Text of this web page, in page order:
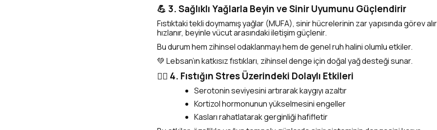
💪 3. Sağlıklı Yağlarla Beyin ve Sinir Uyumunu Güçlendirir
Fıstıktaki tekli doymamış yağlar (MUFA), sinir hücrelerinin zar yapısında görev
hızlanır, beyinle vücut arasındaki iletişim güçlenir.
Bu durum hem zihinsel odaklanmayı hem de genel ruh halini olumlu etkiler.
💚 Lebsan’ın katkısız fıstıkları, zihinsel denge için doğal yağ desteği sunar.
🧘‍♀️ 4. Fıstığın Stres Üzerindeki Dolaylı Etkileri
Serotonin seviyesini artırarak kaygıyı azaltır
Kortizol hormonunun yükselmesini engeller
Kasları rahatlatarak gerginliği hafifletir